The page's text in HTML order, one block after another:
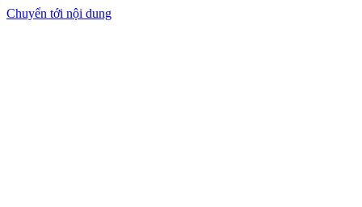
Chuyển tới nội dung